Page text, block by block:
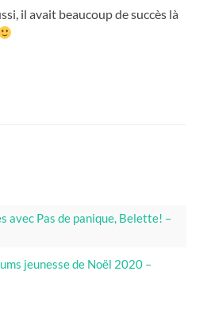
il avait beaucoup de succès là
avec Pas de panique, Belette! –
jeunesse de Noël 2020 –